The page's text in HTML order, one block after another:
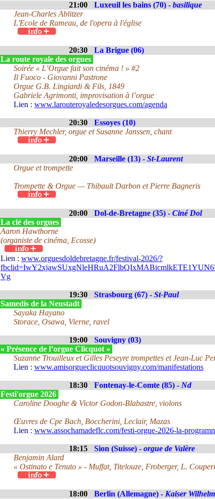
21:00 Luxeuil les bains (70) - basilique
Jean-Charles Ablitzer
L'Ecole de Rameau, de l'opera à l'église
20:30
La Brigue (06)
La route royale des orgues
Soirée « L’Orgue fait son cinéma ! » #2
Il Fuoco - Giovanni Pastrone
Orgue G.B. Lingiardi & Fils, 1849
Gabriele Agrimonti, improvisation à l’orgue
Lien : www.larouteroyaledesorgues.com/agenda
20:30
Essoyes (10)
Thierry Mechler, orgue et Susanne Janssen, chant
20:00 Marseille (13) - St-Laurent
Orgue et trompette
Trompette & Orgue — Thibault Darbon et Pierre Bagneris
20:00 Dol-de-Bretagne (35) - Ciné Dol
La clé des orgues
Aaron Hawthorne
(organiste de cinéma, Ecosse)
Lien : www.orguesdoldebretagne.fr/festival-2026/?
Vg
19:30 Strasbourg (67) - St-Paul
Samedis de la Neustadt
Sayaka Hayano
Storace, Osawa, Vierne, ravel
19:00
Souvigny (03)
« Présence de l’orgue Clicquot »
Suzanne Trouilleux et Gilles Peseyre trompettes et Jean-Luc
Lien : www.amisorgueclicquotsouvigny.com/manifestations
18:30 Fontenay-le-Comte (85) - Nd
Festi'orgue 2026
Caroline Dooghe & Victor Godon-Blabastre, violons
Œuvres de Cpe Bach, Boccherini, Leclair, Mazas
Lien : www.assochamadeflc.com/festi-orgue-2026-la-
18:15 Sion (Suisse) - orgue de Valère
Benjamin Alard
« Ostinato e Tenuto » - Muffat, Titelouze, Froberger, L.
18:00 Berlin (Allemagne) - Kaiser